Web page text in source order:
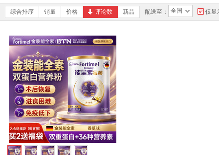
综合排序 销量 价格 评论数 新品 配送至： 全国 仅显